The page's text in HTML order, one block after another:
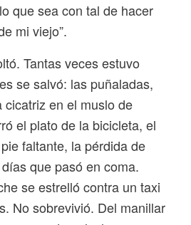
que sea con tal de hacer
mi viejo”.
Tantas veces estuvo
se salvó: las puñaladas,
cicatriz en el muslo de
el plato de la bicicleta, el
faltante, la pérdida de
que pasó en coma.
se estrelló contra un taxi
No sobrevivió. Del manillar